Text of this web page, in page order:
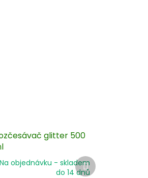
glitter 500
Na objednávku - skladem
do 14 dnů
Další
produkt